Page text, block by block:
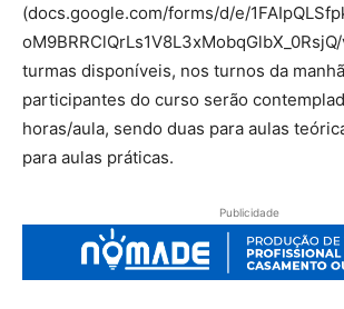
(docs.google.com/forms/d/e/
turmas disponíveis, nos turnos da
participantes do curso serão
horas/aula, sendo duas para aulas
para aulas práticas.
Publicidade